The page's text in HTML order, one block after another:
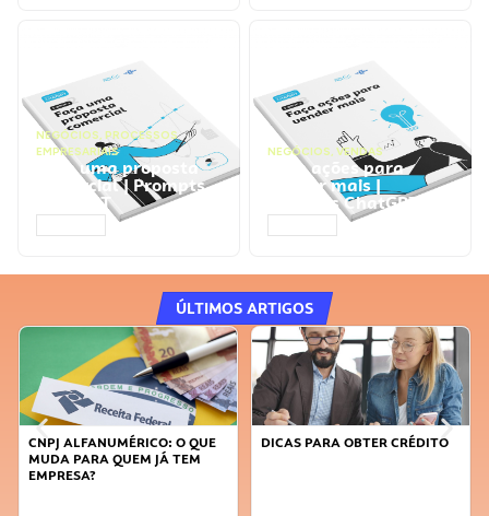
NEGÓCIOS, PROCESSOS
EMPRESARIAIS
Faça uma proposta
comercial | Prompts
ChatGPT
NEGÓCIOS, VENDAS
Faça ações para
vender mais |
Prompts ChatGPT
ÚLTIMOS ARTIGOS
DICAS PARA OBTER CRÉDITO
FAÇA A DIFERENÇA: SEJA